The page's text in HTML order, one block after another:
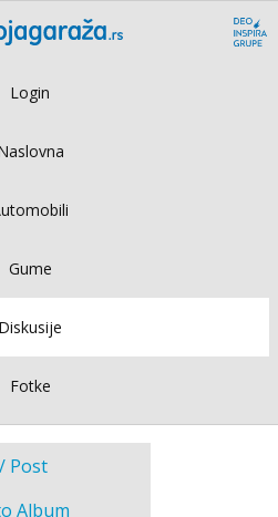
Login
Gume
Diskusije
Fotke
Post
Album